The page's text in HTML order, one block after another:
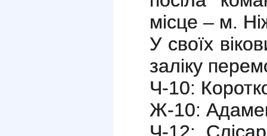
місце – м.
У своїх
заліку
Ч-10:
Ж-10: